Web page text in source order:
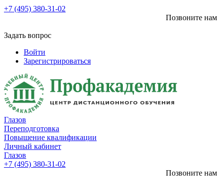
+7 (495) 380-31-02
Позвоните нам
Задать вопрос
Войти
Зарегистрироваться
Глазов
Переподготовка
Повышение квалификации
Личный кабинет
Глазов
+7 (495) 380-31-02
Позвоните нам